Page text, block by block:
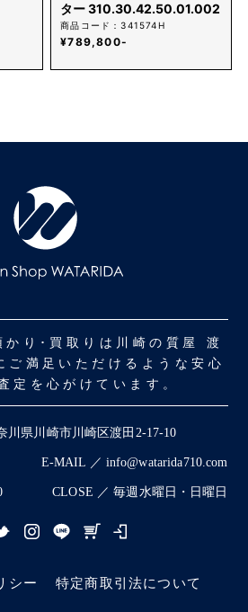
ター 310.30.42.50.01.002
商品コード：341574H
¥789,800-
り･買取りは川崎の質屋 渡
ご満足いただけるような安心
定を心がけています。
川県川崎市川崎区渡田2-17-10
E-MAIL ／ info@watarida710.com
CLOSE ／ 毎週水曜日・日曜日
シー 特定商取引法について